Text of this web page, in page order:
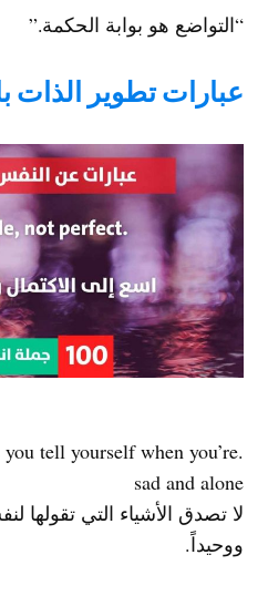
“التواضع هو بوابة الحكمة.”
عبارات تطوير الذات
tell yourself when you’re
sad and alone
لا تصدق الأشياء التي تقولها
ووحيداً.